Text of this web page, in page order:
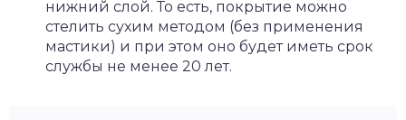
нижний слой. То есть, покрытие можно
стелить сухим методом (без применения
мастики) и при этом оно будет иметь срок
службы не менее 20 лет.